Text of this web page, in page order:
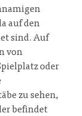
auf den
sind. Auf
von
oder
zu sehen,
befindet